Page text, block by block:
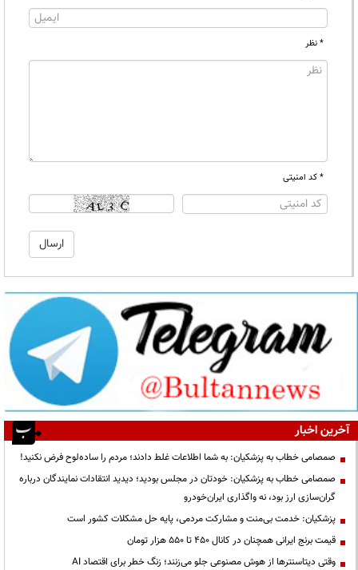
* نظر
* کد امنیتی
آخرین اخبار
صمصامی خطاب به پزشکیان: به شما اطلاعات غلط دادند؛ مردم را ساده‌لوح فرض نکنید!
صمصامی خطاب به پزشکیان: خودتان در مجلس بودید؛ دیدید انتقادات نمایندگان درباره
گران‌سازی ارز بود، نه واگذاری ایران‌خودرو
پزشکیان: خدمت بی‌منت و مشارکت مردمی، پایه حل مشکلات کشور است
قیمت‌ برنج ایرانی همچنان در کانال ۴۵۰ تا ۵۵۰ هزار تومان
وقتی دیتاسنترها از هوش مصنوعی جلو می‌زنند؛ زنگ خطر برای اقتصاد AI